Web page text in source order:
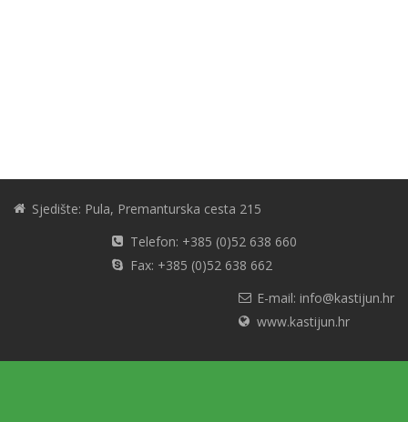
Sjedište: Pula, Premanturska cesta 215
Telefon: +385 (0)52 638 660
Fax: +385 (0)52 638 662
E-mail: info@kastijun.hr
www.kastijun.hr